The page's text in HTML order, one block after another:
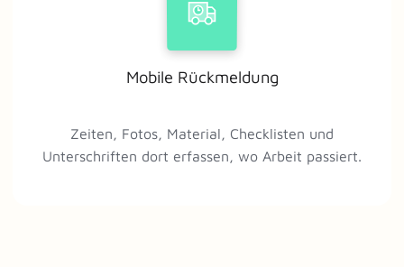
Mobile Rückmeldung
Zeiten, Fotos, Material, Checklisten und
Unterschriften dort erfassen, wo Arbeit passiert.